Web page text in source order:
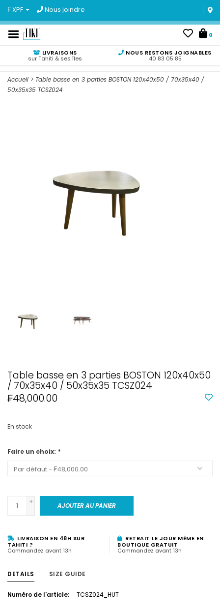
₣ XPF Nous joindre
0
LIVRAISONS
sur Tahiti & ses îles
NOUS RESTONS JOIGNABLES
40 83 05 85
Accueil > Table basse en 3 parties BOSTON 120x40x50 / 70x35x40 /
50x35x35 TCSZ024
Table basse en 3 parties BOSTON 120x40x50
/ 70x35x40 / 50x35x35 TCSZ024
₣48,000.00
En stock
Faire un choix: *
+
-
AJOUTER AU PANIER
LIVRAISON EN 48H SUR
TAHITI ?
Commandez avant 13h
RETRAIT LE JOUR MÊME EN
BOUTIQUE GRATUIT
Commandez avant 13h
DETAILS SIZE GUIDE
Numéro de l'article: TCSZ024_HUT